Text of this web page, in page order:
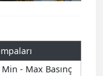
Min - Max Basınç